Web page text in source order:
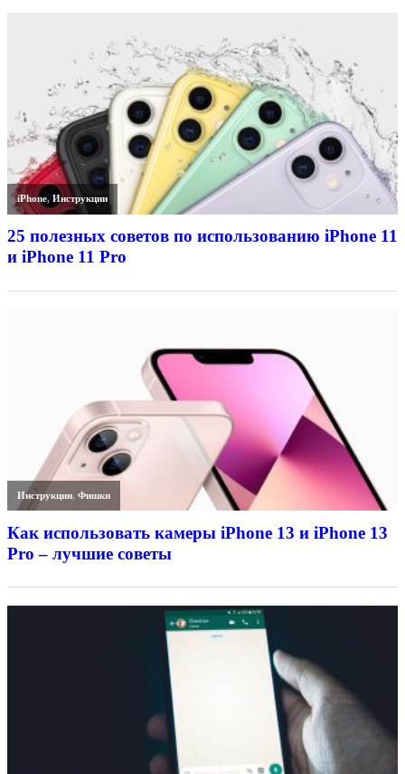
iPhone,Инструкции
25 полезных советов по использованию iPhone 11
и iPhone 11 Pro
Инструкции,Фишки
Как использовать камеры iPhone 13 и iPhone 13
Pro – лучшие советы